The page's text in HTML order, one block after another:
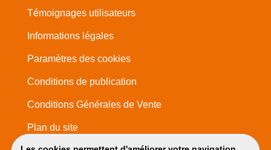
Témoignages utilisateurs
Informations légales
Paramètres des cookies
Conditions de publication
Conditions Générales de Vente
Plan du site